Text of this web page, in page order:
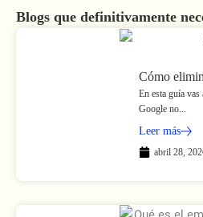
Cómo
En esta guía
Google no...
Leer más
abril 28,
Blogs que definitivamente